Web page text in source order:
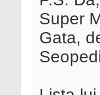
Super
Gata,